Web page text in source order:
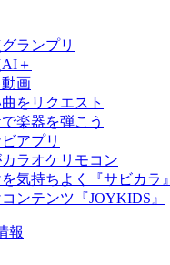
ランプリ
＋
画
をリクエスト
楽器を弾こう
アプリ
ラオケリモコン
気持ちよく『サビカラ』
ンテンツ『JOYKIDS』
報